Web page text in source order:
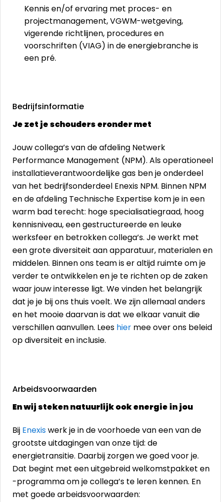
Kennis en/of ervaring met proces- en
projectmanagement, VGWM-wetgeving,
vigerende richtlijnen, procedures en
voorschriften (VIAG) in de energiebranche is
een pré.
Bedrijfsinformatie
Je zet je schouders eronder met
Jouw collega’s van de afdeling Netwerk
Performance Management (NPM). Als operationeel
installatieverantwoordelijke gas ben je onderdeel
van het bedrijfsonderdeel Enexis NPM. Binnen NPM
en de afdeling Technische Expertise kom je in een
warm bad terecht: hoge specialisatiegraad, hoog
kennisniveau, een gestructureerde en leuke
werksfeer en betrokken collega’s. Je werkt met
een grote diversiteit aan apparatuur, materialen en
middelen. Binnen ons team is er altijd ruimte om je
verder te ontwikkelen en je te richten op de zaken
waar jouw interesse ligt. We vinden het belangrijk
dat je je bij ons thuis voelt. We zijn allemaal anders
en het mooie daarvan is dat we elkaar vanuit die
verschillen aanvullen. Lees hier mee over ons beleid
op diversiteit en inclusie.
Arbeidsvoorwaarden
En wij steken natuurlijk ook energie in jou
Bij Enexiswerk je in de voorhoede van een van de
grootste uitdagingen van onze tijd: de
energietransitie. Daarbij zorgen we goed voor je.
Dat begint met een uitgebreid welkomstpakket en
-programma om je collega’s te leren kennen. En
met goede arbeidsvoorwaarden: